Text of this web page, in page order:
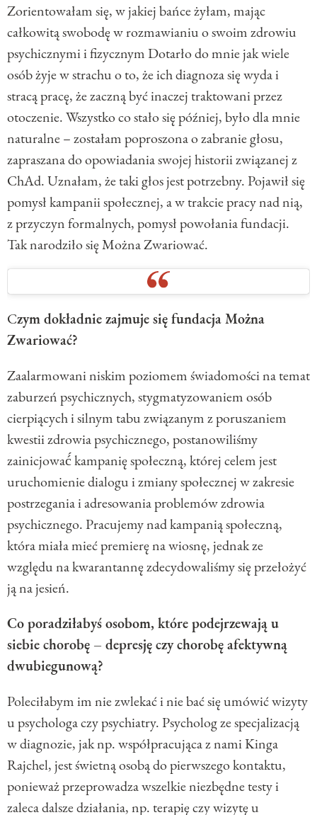
Zorientowałam się, w jakiej bańce żyłam, mając
całkowitą swobodę w rozmawianiu o swoim zdrowiu
psychicznymi i fizycznym Dotarło do mnie jak wiele
osób żyje w strachu o to, że ich diagnoza się wyda i
stracą pracę, że zaczną być inaczej traktowani przez
otoczenie. Wszystko co stało się później, było dla mnie
naturalne – zostałam poproszona o zabranie głosu,
zapraszana do opowiadania swojej historii związanej z
ChAd. Uznałam, że taki głos jest potrzebny. Pojawił się
pomysł kampanii społecznej, a w trakcie pracy nad nią,
z przyczyn formalnych, pomysł powołania fundacji.
Tak narodziło się Można Zwariować.
Czym dokładnie zajmuje się fundacja Można
Zwariować?
Zaalarmowani niskim poziomem świadomości na temat
zaburzeń psychicznych, stygmatyzowaniem osób
cierpiących i silnym tabu związanym z poruszaniem
kwestii zdrowia psychicznego, postanowiliśmy
zainicjować́ kampanię społeczną, której celem jest
uruchomienie dialogu i zmiany społecznej w zakresie
postrzegania i adresowania problemów zdrowia
psychicznego. Pracujemy nad kampanią społeczną,
która miała mieć premierę na wiosnę, jednak ze
względu na kwarantannę zdecydowaliśmy się przełożyć
ją na jesień.
Co poradziłabyś osobom, które podejrzewają u
siebie chorobę – depresję czy chorobę afektywną
dwubiegunową?
Poleciłabym im nie zwlekać i nie bać się umówić wizyty
u psychologa czy psychiatry. Psycholog ze specjalizacją
w diagnozie, jak np. współpracująca z nami Kinga
Rajchel, jest świetną osobą do pierwszego kontaktu,
ponieważ przeprowadza wszelkie niezbędne testy i
zaleca dalsze działania, np. terapię czy wizytę u